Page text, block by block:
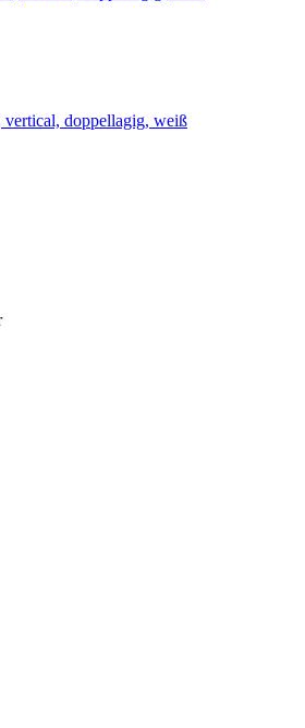
vertical, doppellagig, weiß